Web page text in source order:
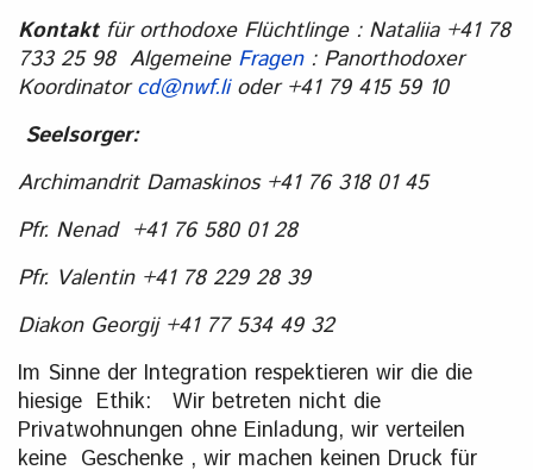
Kontaktfür orthodoxe Flüchtlinge : Nataliia +41 78
733 25 98 Algemeine Fragen : Panorthodoxer
Koordinatorcd@nwf.lioder +41 79 415 59 10
Seelsorger:
Archimandrit Damaskinos +41 76 318 01 45
Pfr. Nenad +41 76 580 01 28
Pfr. Valentin +41 78 229 28 39
Diakon Georgij +41 77 534 49 32
Im Sinne der Integration respektieren wir die die
hiesige Ethik: Wir betreten nicht die
Privatwohnungen ohne Einladung, wir verteilen
keine Geschenke , wir machen keinen Druck für